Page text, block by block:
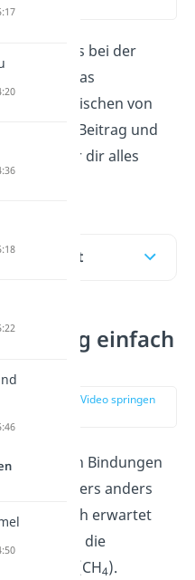
geht es bei der
um das
und Mischen von
In diesem Beitrag und
erklären wir dir alles
einfach
zur Stelle im Video springen
kommen Bindungen
öfters anders
theoretisch erwartet
Beispiel die
Methan (CH4).